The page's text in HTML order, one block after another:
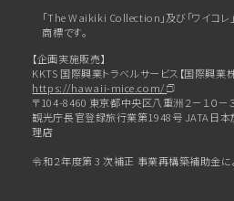
「The Waikiki Collection」及び「ワイコ
商標です。
【企画実施販売】
KKTS 国際興業トラベルサービス【国際興業
https://hawaii-mice.com/
〒104-8460 東京都中央区八重洲２－１０－
観光庁長官登録旅行業第1948号 JATA日
理店
令和２年度第 3 次補正 事業再構築補助金に